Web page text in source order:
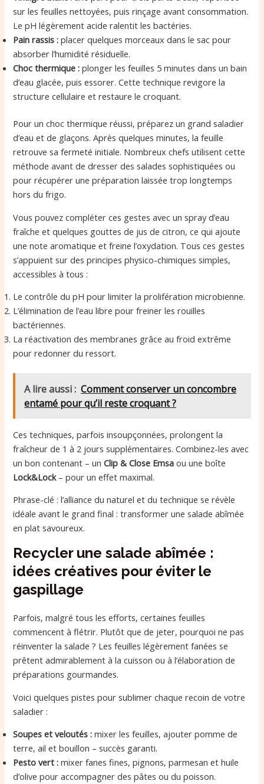
sur les feuilles nettoyées, puis rinçage avant consommation.
Le pH légèrement acide ralentit les bactéries.
Pain rassis : placer quelques morceaux dans le sac pour
absorber l’humidité résiduelle.
Choc thermique : plonger les feuilles 5 minutes dans un bain
d’eau glacée, puis essorer. Cette technique revigore la
structure cellulaire et restaure le croquant.
Pour un choc thermique réussi, préparez un grand saladier
d’eau et de glaçons. Après quelques minutes, la feuille
retrouve sa fermeté initiale. Nombreux chefs utilisent cette
méthode avant de dresser des salades sophistiquées ou
pour récupérer une préparation laissée trop longtemps
hors du frigo.
Vous pouvez compléter ces gestes avec un spray d’eau
fraîche et quelques gouttes de jus de citron, ce qui ajoute
une note aromatique et freine l’oxydation. Tous ces gestes
s’appuient sur des principes physico-chimiques simples,
accessibles à tous :
Le contrôle du pH pour limiter la prolifération microbienne.
L’élimination de l’eau libre pour freiner les rouilles
bactériennes.
La réactivation des membranes grâce au froid extrême
pour redonner du ressort.
A lire aussi : Comment conserver un concombre
entamé pour qu’il reste croquant ?
Ces techniques, parfois insoupçonnées, prolongent la
fraîcheur de 1 à 2 jours supplémentaires. Combinez-les avec
un bon contenant – unClip & Close Emsa ou une boîte
Lock&Lock– pour un effet maximal.
Phrase-clé : l’alliance du naturel et du technique se révèle
idéale avant le grand final : transformer une salade abîmée
en plat savoureux.
Recycler une salade abîmée :
idées créatives pour éviter le
gaspillage
Parfois, malgré tous les efforts, certaines feuilles
commencent à flétrir. Plutôt que de jeter, pourquoi ne pas
réinventer la salade ? Les feuilles légèrement fanées se
prêtent admirablement à la cuisson ou à l’élaboration de
préparations gourmandes.
Voici quelques pistes pour sublimer chaque recoin de votre
saladier :
Soupes et veloutés : mixer les feuilles, ajouter pomme de
terre, ail et bouillon – succès garanti.
Pesto vert : mixer fanes fines, pignons, parmesan et huile
d’olive pour accompagner des pâtes ou du poisson.